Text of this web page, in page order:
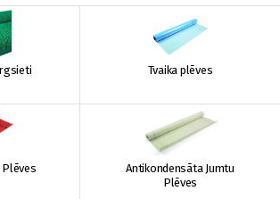
Tvaika plēves
Plēves
Antikondensāta Jumtu
Plēves